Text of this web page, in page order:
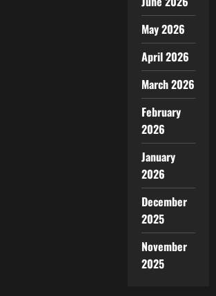
May 2026
April 2026
March 2026
February
2026
January
2026
December
2025
November
2025